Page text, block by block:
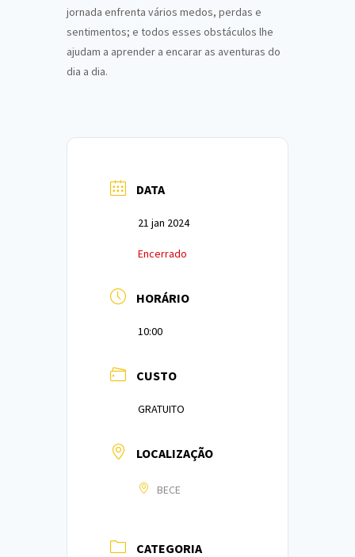
jornada enfrenta vários medos, perdas e
sentimentos; e todos esses obstáculos lhe
ajudam a aprender a encarar as aventuras do
dia a dia.
DATA
21 jan 2024
Encerrado
HORÁRIO
10:00
CUSTO
GRATUITO
LOCALIZAÇÃO
BECE
CATEGORIA